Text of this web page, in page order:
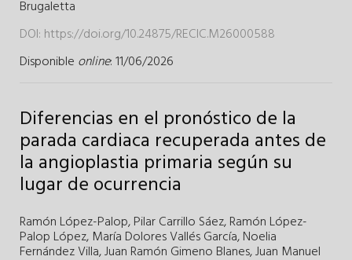
Brugaletta
DOI: https://doi.org/10.24875/RECIC.M26000588
Disponible online: 11/06/2026
Diferencias en el pronóstico de la
parada cardiaca recuperada antes de
la angioplastia primaria según su
lugar de ocurrencia
Ramón López-Palop,Pilar Carrillo Sáez,Ramón López-
Palop López, María Dolores Vallés García,Noelia
Fernández Villa,Juan Ramón Gimeno Blanes,Juan Manuel